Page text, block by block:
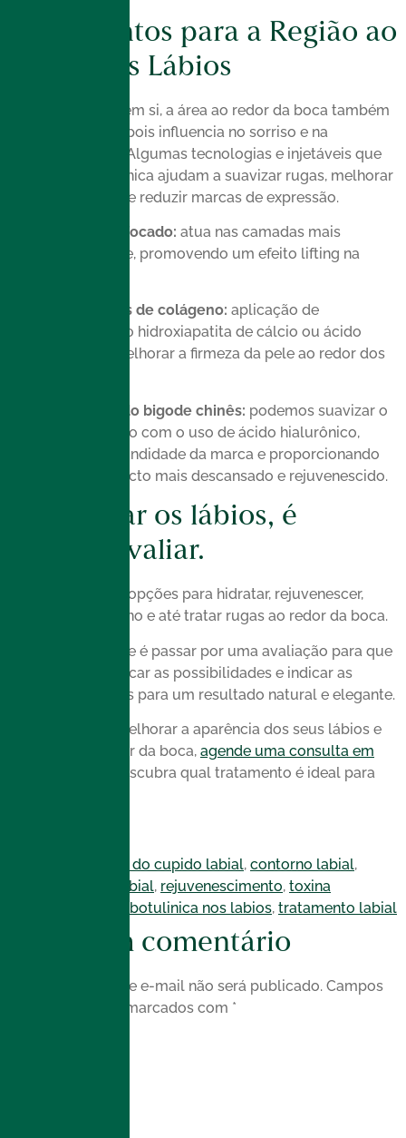
Tratamentos para a Região ao
Redor dos Lábios
Além dos lábios em si, a área ao redor da boca também
merece atenção, pois influencia no sorriso e na
expressão facial. Algumas tecnologias e injetáveis que
temos aqui na clínica ajudam a suavizar rugas, melhorar
a textura da pele e reduzir marcas de expressão.
Ultrassom microfocado: atua nas camadas mais
profundas da pele, promovendo um efeito lifting na
Bioestimuladores de colágeno: aplicação de
substâncias como hidroxiapatita de cálcio ou ácido
polilático para melhorar a firmeza da pele ao redor dos
Preenchimento do bigode chinês: podemos suavizar o
sulco nasogeniano com o uso de ácido hialurônico,
reduzindo a profundidade da marca e proporcionando
ao rosto um aspecto mais descansado e rejuvenescido.
Para tratar os lábios, é
preciso avaliar.
Existem diversas opções para hidratar, rejuvenescer,
redefinir o contorno e até tratar rugas ao redor da boca.
O mais importante é passar por uma avaliação para que
possamos identificar as possibilidades e indicar as
melhores técnicas para um resultado natural e elegante.
Se você deseja melhorar a aparência dos seus lábios e
da região ao redor da boca, agende uma consulta em
e descubra qual tratamento é ideal para
arco do cupido labial, contorno labial,
preenchimento labial, rejuvenescimento, toxina
toxina botulinica nos labios, tratamento labial
Deixe um comentário
O seu endereço de e-mail não será publicado. Campos
obrigatórios são marcados com *